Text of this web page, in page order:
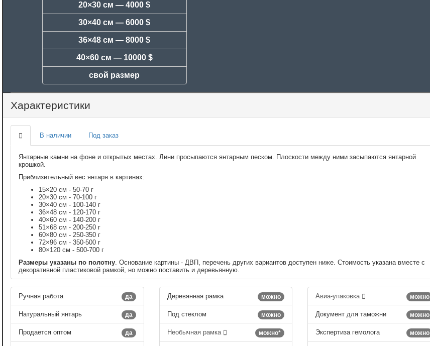
20×30 см —4000 $
30×40 см —6000 $
36×48 см —8000 $
40×60 см — 10000 $
свой размер
Характеристики
В наличии Под заказ
Янтарные камни на фоне и открытых местах. Лини просыпаются янтарным песком. Плоскости между ними засыпаются янтарной
крошкой.
Приблизительный вес янтаря в картинах:
15×20 см - 50-70 г
20×30 см - 70-100 г
30×40 см - 100-140 г
36×48 см - 120-170 г
40×60 см - 140-200 г
51×68 см - 200-250 г
60×80 см - 250-350 г
72×96 см - 350-500 г
80×120 см - 500-700 г
Размеры указаны по полотну. Основание картины - ДВП, перечень других вариантов доступен ниже. Стоимость указана вместе с
декоративной пластиковой рамкой, но можно поставить и деревьянную.
да
Ручная работа
да
Натуральный янтарь
да
Продается оптом
можно
Деревянная рамка
можно
Под стеклом
можно*
Необычная рамка
можно
Авиа-упаковка
можно
Документ для таможни
можно
Экспертиза гемолога